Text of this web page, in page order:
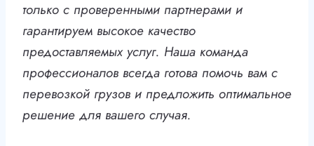
только с проверенными партнерами и
гарантируем высокое качество
предоставляемых услуг. Наша команда
профессионалов всегда готова помочь вам с
перевозкой грузов и предложить оптимальное
решение для вашего случая.